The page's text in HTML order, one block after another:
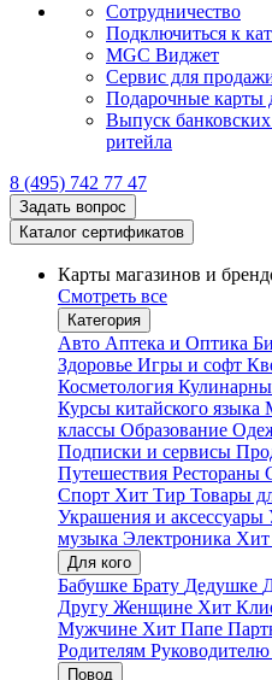
Сотрудничество
Подключиться к
MGC Виджет
Сервис для
Подарочные карты
Выпуск
ритейла
8 (495) 742 77 47
Задать вопрос
Каталог сертификатов
Карты магазинов и
Смотреть все
Категория
Авто Аптека и Оптика
Здоровье Игры и софт
Косметология
Курсы китайского языка
классы Образование
Подписки и сервисы
Путешествия Рестораны
Спорт Хит Тир Товары
Украшения и аксессуары
музыка Электроника Хит
Для кого
Бабушке Брату Дедушке
Другу Женщине Хит
Мужчине Хит Папе
Родителям Руководителю
Повод